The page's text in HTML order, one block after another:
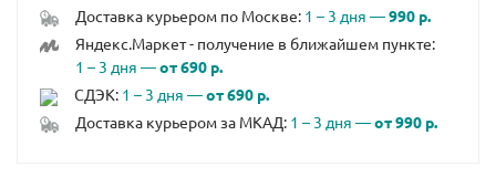
Доставка курьером по Москве: 1 – 3 дня —990 р.
Яндекс.Маркет - получение в ближайшем пункте:
1 – 3 дня —от 690 р.
СДЭК: 1 – 3 дня —от 690 р.
Доставка курьером за МКАД: 1 – 3 дня —от 990 р.